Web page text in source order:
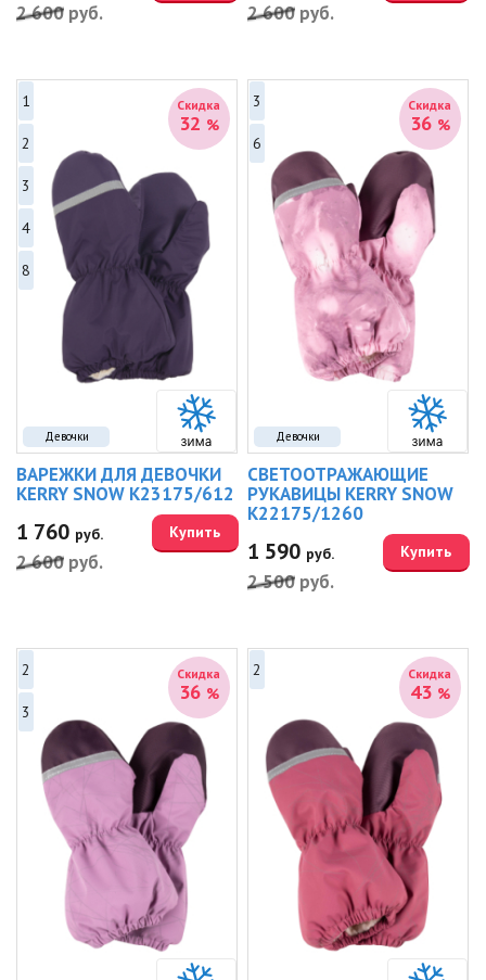
2 600 руб. 2 600 руб.
Девочки
Скидка
32 %
1
2
3
4
8
ВАРЕЖКИ ДЛЯ ДЕВОЧКИ
KERRY SNOW K23175/612
1 760 руб.
2 600 руб.
Купить
Девочки
Скидка
36 %
3
6
СВЕТООТРАЖАЮЩИЕ
РУКАВИЦЫ KERRY SNOW
K22175/1260
1 590 руб.
2 500 руб.
Купить
Скидка
36 %
2
3
Скидка
43 %
2